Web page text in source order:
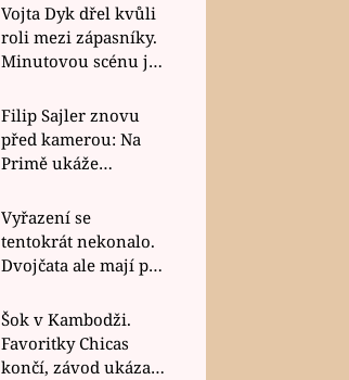
Vojta Dyk dřel kvůli
roli mezi zápasníky.
Minutovou scénu jel
Filip Sajler znovu
před kamerou: Na
Primě ukáže
rychlé recepty
Vyřazení se
tentokrát nekonalo.
Dvojčata ale mají po
závodu nůž na krku
Šok v Kambodži.
Favoritky Chicas
končí, závod ukázal